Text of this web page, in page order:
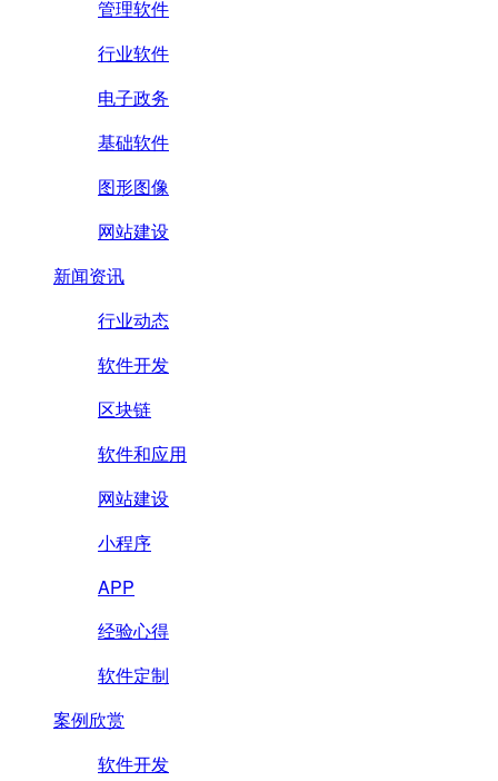
管理软件
行业软件
电子政务
基础软件
图形图像
网站建设
新闻资讯
行业动态
软件开发
区块链
软件和应用
网站建设
小程序
APP
经验心得
软件定制
案例欣赏
软件开发